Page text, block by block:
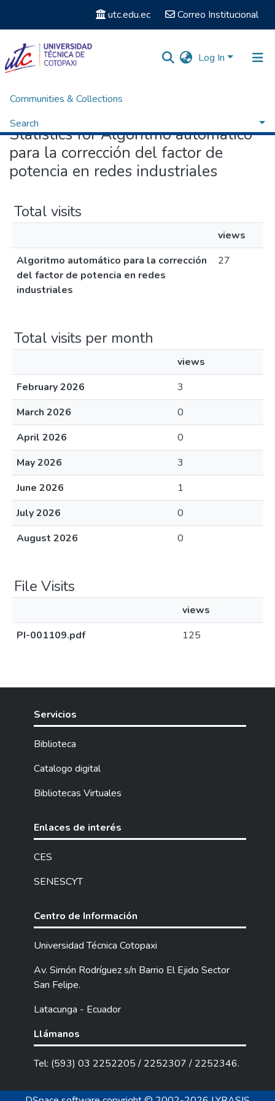
utc.edu.ec Correo Institucional
Log In
Communities & Collections
Search
Home Statistics
Statistics for Algoritmo automático
para la corrección del factor de
potencia en redes industriales
Total visits
views
Algoritmo automático para la corrección
del factor de potencia en redes
industriales
27
Total visits per month
views
February 2026
3
March 2026
0
April 2026
0
May 2026
3
June 2026
1
July 2026
0
August 2026
0
File Visits
views
PI-001109.pdf
125
Servicios
Biblioteca
Catalogo digital
Bibliotecas Virtuales
Enlaces de interés
CES
SENESCYT
Centro de Información
Universidad Técnica Cotopaxi
Av. Simón Rodríguez s/n Barrio El Ejido Sector
San Felipe.
Latacunga - Ecuador
Llámanos
Tel: (593) 03 2252205 / 2252307 / 2252346.